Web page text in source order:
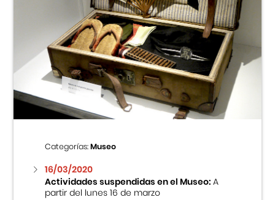
Categorías:Museo
16/03/2020
Actividades suspendidas en el Museo:A
partir del lunes 16 de marzo